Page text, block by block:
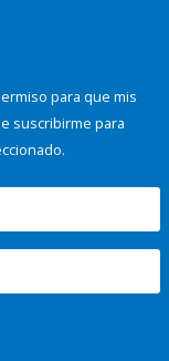
para que mis
suscribirme para